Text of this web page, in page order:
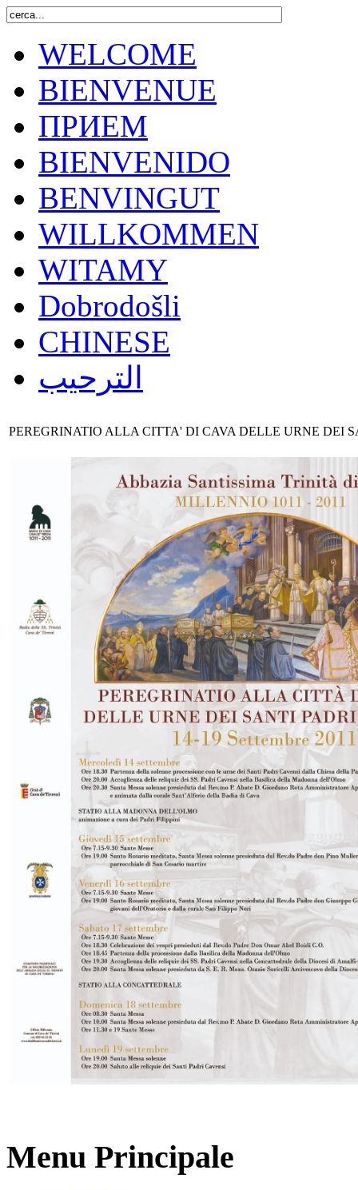
WELCOME
BIENVENUE
ПРИЕМ
BIENVENIDO
BENVINGUT
WILLKOMMEN
WITAMY
Dobrodošli
CHINESE
الترحيب
PEREGRINATIO ALLA CITTA' DI CAVA DELLE URNE DEI
Menu Principale